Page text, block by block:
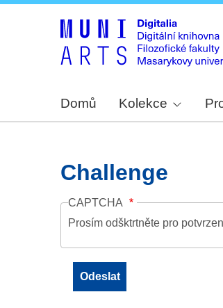
Domů Kolekce
Challenge
CAPTCHA
Prosím odšktrtněte pro